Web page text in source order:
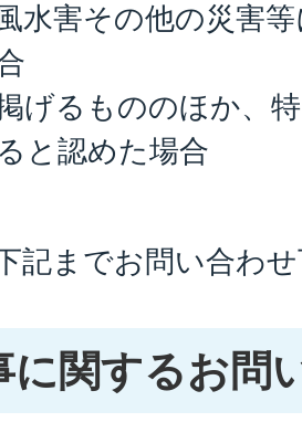
水害その他の災害
掲げるもののほか、
と認めた場合
記までお問い合わ
に関するお問